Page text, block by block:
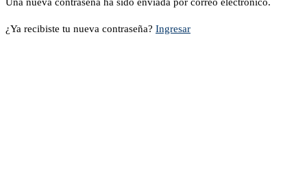
¿Ya recibiste tu nueva contraseña? Ingresar